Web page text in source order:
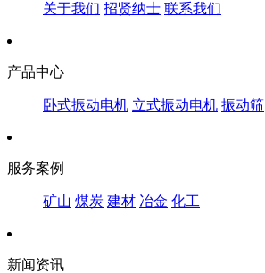
关于我们 招贤纳士 联系我们
产品中心
卧式振动电机 立式振动电机 振动筛
服务案例
矿山 煤炭 建材 冶金 化工
新闻资讯